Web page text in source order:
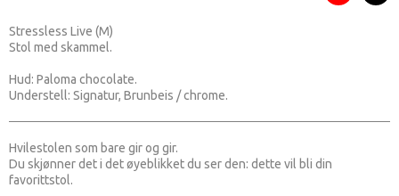
Stressless Live (M)
Stol med skammel.
Hud: Paloma chocolate.
Understell: Signatur, Brunbeis / chrome.
Hvilestolen som bare gir og gir.
Du skjønner det i det øyeblikket du ser den: dette vil bli din
favorittstol.